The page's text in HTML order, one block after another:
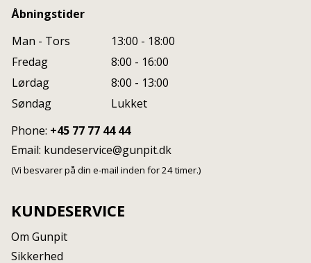
Åbningstider
Man - Tors
13:00 - 18:00
Fredag
8:00 - 16:00
Lørdag
8:00 - 13:00
Søndag
Lukket
Phone: +45 77 77 44 44
Email: kundeservice@gunpit.dk
(Vi besvarer på din e-mail inden for 24 timer.)
KUNDESERVICE
Om Gunpit
Sikkerhed